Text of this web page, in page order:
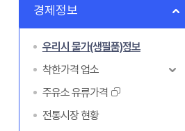
경제정보
우리시 물가(생필품)정보
착한가격 업소
주유소 유류가격
전통시장 현황